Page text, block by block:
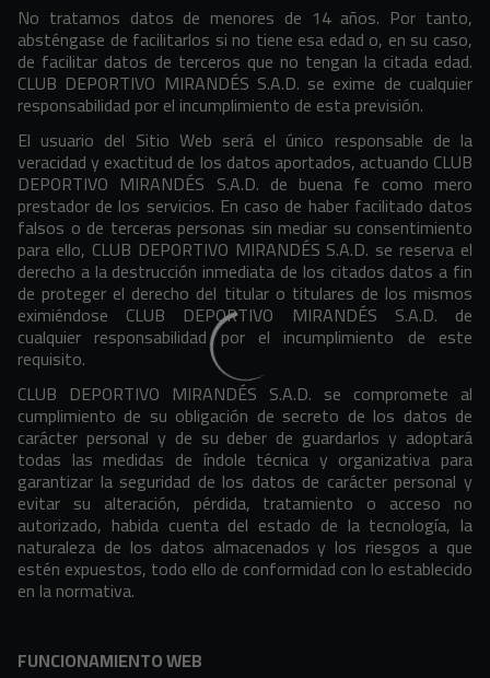
No tratamos datos de menores de 14 años. Por tanto,
absténgase de facilitarlos si no tiene esa edad o, en su caso,
de facilitar datos de terceros que no tengan la citada edad.
CLUB DEPORTIVO MIRANDÉS S.A.D. se exime de cualquier
responsabilidad por el incumplimiento de esta previsión.
El usuario del Sitio Web será el único responsable de la
veracidad y exactitud de los datos aportados, actuando CLUB
DEPORTIVO MIRANDÉS S.A.D. de buena fe como mero
prestador de los servicios. En caso de haber facilitado datos
falsos o de terceras personas sin mediar su consentimiento
para ello, CLUB DEPORTIVO MIRANDÉS S.A.D. se reserva el
derecho a la destrucción inmediata de los citados datos a fin
de proteger el derecho del titular o titulares de los mismos
eximiéndose CLUB DEPORTIVO MIRANDÉS S.A.D. de
cualquier responsabilidad por el incumplimiento de este
requisito.
CLUB DEPORTIVO MIRANDÉS S.A.D. se compromete al
cumplimiento de su obligación de secreto de los datos de
carácter personal y de su deber de guardarlos y adoptará
todas las medidas de índole técnica y organizativa para
garantizar la seguridad de los datos de carácter personal y
evitar su alteración, pérdida, tratamiento o acceso no
autorizado, habida cuenta del estado de la tecnología, la
naturaleza de los datos almacenados y los riesgos a que
estén expuestos, todo ello de conformidad con lo establecido
en la normativa.
FUNCIONAMIENTO WEB